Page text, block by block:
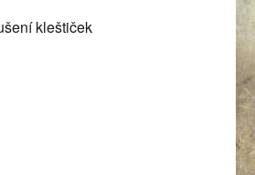
kleštiček